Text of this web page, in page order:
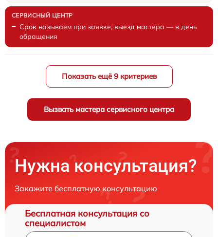
Срок называем при заявке, выезд мастера — в день
обращения
Показать ещё 9 критериев
Вызвать мастера сервисного центра
Нужна консультация?
Закажите бесплатную консультацию
Бесплатная консультация со
специалистом